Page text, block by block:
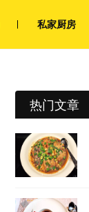
私家厨房
热门文章